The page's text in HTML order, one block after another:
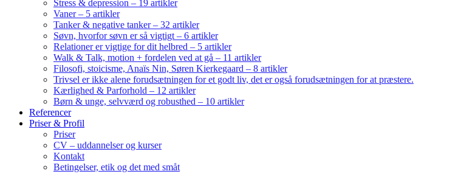
Stress & depression – 19 artikler
Vaner – 5 artikler
Tanker & negative tanker – 32 artikler
Søvn, hvorfor søvn er så vigtigt – 6 artikler
Relationer er vigtige for dit helbred – 5 artikler
Walk & Talk, motion + fordelen ved at gå – 11 artikler
Filosofi, stoicisme, Anaïs Nin, Søren Kierkegaard – 8 artikler
Trivsel er ikke alene forudsætningen for et godt liv, det er også forudsætningen for at præstere.
Kærlighed & Parforhold – 12 artikler
Børn & unge, selvværd og robusthed – 10 artikler
Referencer
Priser & Profil
Priser
CV – uddannelser og kurser
Kontakt
Betingelser, etik og det med småt